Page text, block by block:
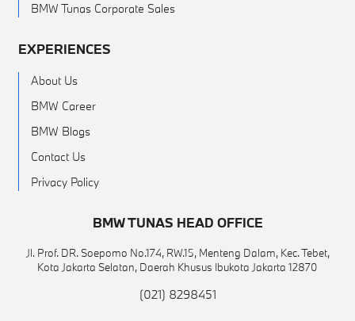
BMW Tunas Corporate Sales
EXPERIENCES
About Us
BMW Career
BMW Blogs
Contact Us
Privacy Policy
BMW TUNAS HEAD OFFICE
Jl. Prof. DR. Soepomo No.174, RW.15, Menteng Dalam, Kec. Tebet,
Kota Jakarta Selatan, Daerah Khusus Ibukota Jakarta 12870
(021) 8298451